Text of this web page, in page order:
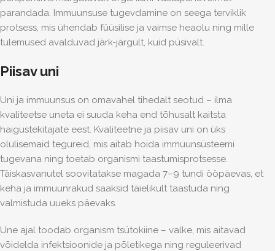
parandada. Immuunsuse tugevdamine on seega terviklik
protsess, mis ühendab füüsilise ja vaimse heaolu ning mille
tulemused avalduvad järk-järgult, kuid püsivalt.
Piisav uni
Uni ja immuunsus on omavahel tihedalt seotud – ilma
kvaliteetse uneta ei suuda keha end tõhusalt kaitsta
haigustekitajate eest. Kvaliteetne ja piisav uni on üks
olulisemaid tegureid, mis aitab hoida immuunsüsteemi
tugevana ning toetab organismi taastumisprotsesse.
Täiskasvanutel soovitatakse magada 7–9 tundi ööpäevas, et
keha ja immuunrakud saaksid täielikult taastuda ning
valmistuda uueks päevaks.
Une ajal toodab organism tsütokiine – valke, mis aitavad
võidelda infektsioonide ja põletikega ning reguleerivad